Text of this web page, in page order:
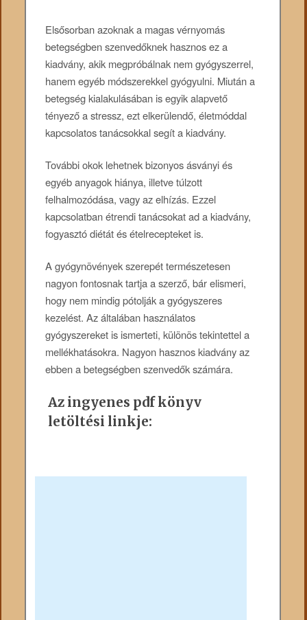
Elsősorban azoknak a magas vérnyomás
betegségben szenvedőknek hasznos ez a
kiadvány, akik megpróbálnak nem gyógyszerrel,
hanem egyéb módszerekkel gyógyulni. Miután a
betegség kialakulásában is egyik alapvető
tényező a stressz, ezt elkerülendő, életmóddal
kapcsolatos tanácsokkal segít a kiadvány.
További okok lehetnek bizonyos ásványi és
egyéb anyagok hiánya, illetve túlzott
felhalmozódása, vagy az elhízás. Ezzel
kapcsolatban étrendi tanácsokat ad a kiadvány,
fogyasztó diétát és ételrecepteket is.
A gyógynövények szerepét természetesen
nagyon fontosnak tartja a szerző, bár elismeri,
hogy nem mindig pótolják a gyógyszeres
kezelést. Az általában használatos
gyógyszereket is ismerteti, különös tekintettel a
mellékhatásokra. Nagyon hasznos kiadvány az
ebben a betegségben szenvedők számára.
Az ingyenes pdf könyv
letöltési linkje: